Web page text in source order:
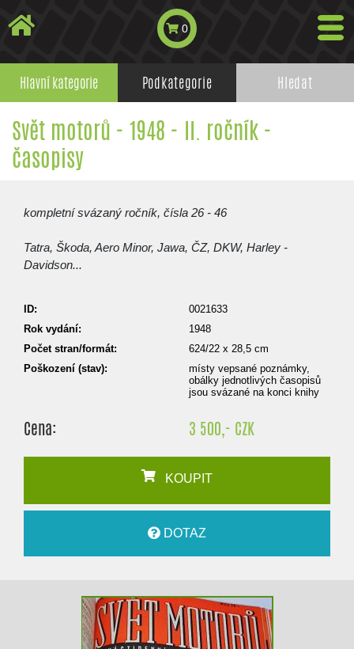
0
Hlavní kategorie Podkategorie Hledat
Svět motorů - 1948 - II. ročník -
časopisy
kompletní svázaný ročník, čísla 26 - 46
Tatra, Škoda, Aero Minor, Jawa, ČZ, DKW, Harley -
Davidson...
ID:
0021633
Rok vydání:
1948
Počet stran/formát:
624/22 x 28,5 cm
Poškození (stav):
místy vepsané poznámky,
obálky jednotlivých časopisů
jsou svázané na konci knihy
Cena: 3 500,- CZK
KOUPIT
DOTAZ